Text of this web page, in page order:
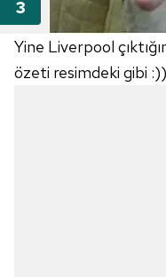
Yine Liverpool
özeti resimdeki gibi